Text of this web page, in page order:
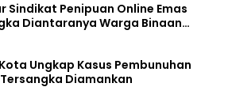
Sindikat Penipuan Online Emas
Diantaranya Warga Binaan
Ungkap Kasus Pembunuhan
Diamankan